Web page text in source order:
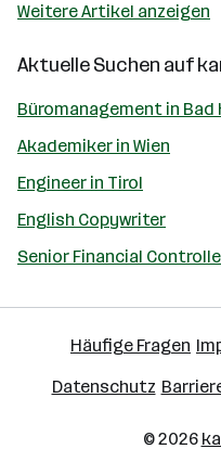
Weitere Artikel anzeigen
Aktuelle Suchen auf
Büromanagement in Bad
Akademiker in Wien
Engineer in Tirol
English Copywriter
Senior Financial
Häufige Fragen
Datenschutz
© 2026